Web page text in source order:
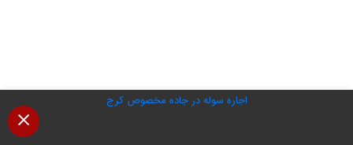
اجاره سوله در جاده مخصوص کرج